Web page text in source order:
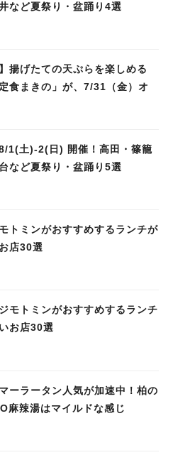
など夏祭り・盆踊り4選
】揚げたての天ぷらを楽しめる
定食まきの」が、7/31（金）オ
8/1(土)‐2(日) 開催！高田・篠籠
など夏祭り・盆踊り5選
モトミンがおすすめするランチが
店30選
ジモトミンがおすすめするランチ
お店30選
マーラータン人気が加速中！柏の
麻辣湯はマイルドな感じ